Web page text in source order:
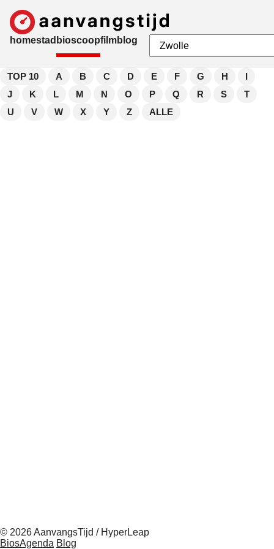
homestad bioscoopfilmblog
TOP 10 A B C D E F G H
I
J
K L M N O P Q R S
T
U
V W X Y Z ALLE
© 2026 AanvangsTijd / HyperLeap
BiosAgenda Blog